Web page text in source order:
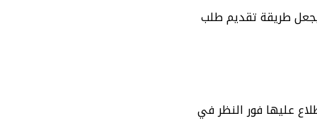
يجعل طريقة تقديم طلب
عليها فور النظر في